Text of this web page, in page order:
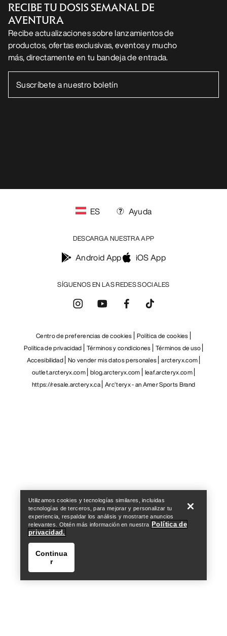
RECIBE TU DOSIS SEMANAL DE
AVENTURA
Recibe actualizaciones sobre lanzamientos de
productos, ofertas exclusivas, eventos y mucho
más, directamente en tu bandeja de entrada.
SÍGUENOS EN LAS REDES SOCIALES
ES Ayuda
DESCARGA NUESTRA APP
Android App iOS App
Centro de preferencias de cookies Política de cookies
Política de privacidad Términos y condiciones Términos de uso
Accesibilidad No vender mis datos personales arcteryx.com
outlet.arcteryx.com blog.arcteryx.com leaf.arcteryx.com
https://resale.arcteryx.ca Arc'teryx - an Amer Sports Brand
Utilizamos cookies y tecnologías similares, incluidas
tecnologías de terceros, para mejorar y personalizar tu
experiencia, respaldar los análisis y mostrarte anuncios
relevantes. Obtén más información en nuestra Política de
privacidad.
Continua
r